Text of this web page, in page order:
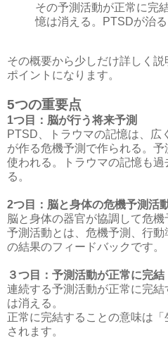
その予測活動が正常に完
憶は消える。PTSDが治る
その概要から少しだけ詳しく
ポイントになります。
5つの重要点
1つ目：脳が行う将来予測
PTSD、トラウマの記憶は、広
が作る危機予測で作られる。
使われる。トラウマの記憶も
る。
2つ目：脳と身体の危機予測活
脳と身体の器官が協調して危機
予測活動とは、危機予測、行
の結果のフィードバックです。
３つ目：予測活動が正常に完結
連続する予測活動が正常に完
は消える。
正常に完結することの意味は
されます。